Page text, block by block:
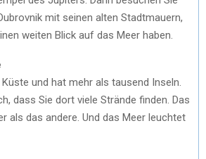
mit seinen alten Stadtmauern,
weiten Blick auf das Meer haben.
und hat mehr als tausend Inseln.
dass Sie dort viele Strände finden. Das
als das andere. Und das Meer leuchtet